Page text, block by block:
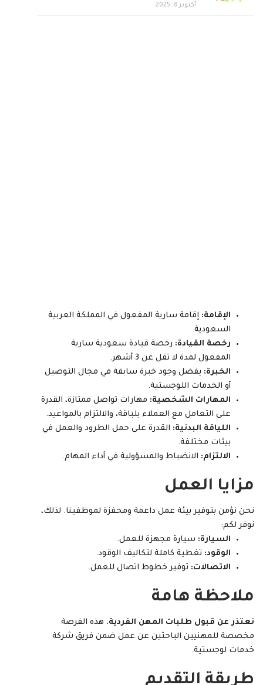
أكتوبر 8, 2025
الإقامة: إقامة سارية المفعول في المملكة العربية
السعودية.
رخصة القيادة: رخصة قيادة سعودية سارية
المفعول لمدة لا تقل عن 3 أشهر.
الخبرة: يفضل وجود خبرة سابقة في مجال التوصيل
أو الخدمات اللوجستية.
المهارات الشخصية: مهارات تواصل ممتازة، القدرة
على التعامل مع العملاء بلباقة، والالتزام بالمواعيد.
اللياقة البدنية: القدرة على حمل الطرود والعمل في
بيئات مختلفة.
الالتزام: الانضباط والمسؤولية في أداء المهام.
مزايا العمل
نحن نؤمن بتوفير بيئة عمل داعمة ومحفزة لموظفينا. لذلك،
نوفر لكم:
السيارة: سيارة مجهزة للعمل.
الوقود: تغطية كاملة لتكاليف الوقود.
الاتصالات: توفير خطوط اتصال للعمل.
ملاحظة هامة
نعتذر عن قبول طلبات المهن الفردية. هذه الفرصة
مخصصة للمهنيين الباحثين عن عمل ضمن فريق شركة
خدمات لوجستية.
طريقة التقديم